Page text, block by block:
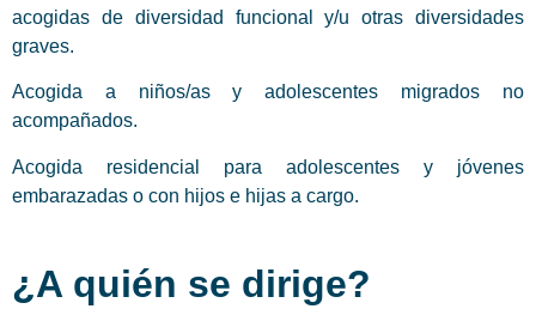
acogidas de diversidad funcional y/u otras diversidades
graves.
Acogida a niños/as y adolescentes migrados no
acompañados.
Acogida residencial para adolescentes y jóvenes
embarazadas o con hijos e hijas a cargo.
¿A quién se dirige?